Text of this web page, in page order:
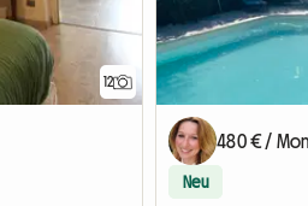
12
480 € /
Neu